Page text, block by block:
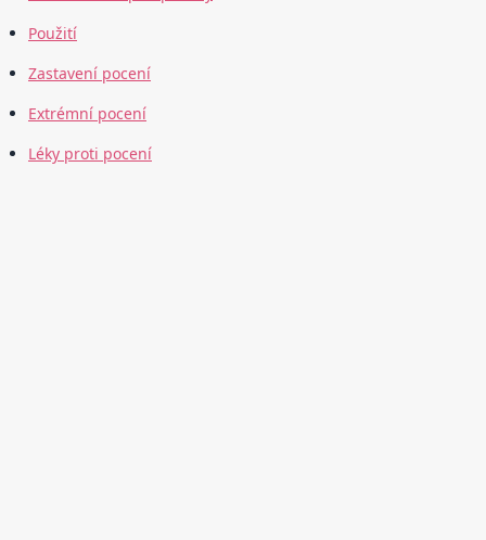
Použití
Zastavení pocení
Extrémní pocení
Léky proti pocení